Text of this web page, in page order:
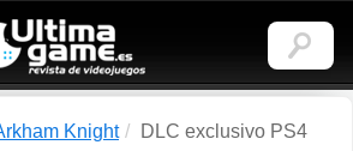
Knight DLC exclusivo PS4